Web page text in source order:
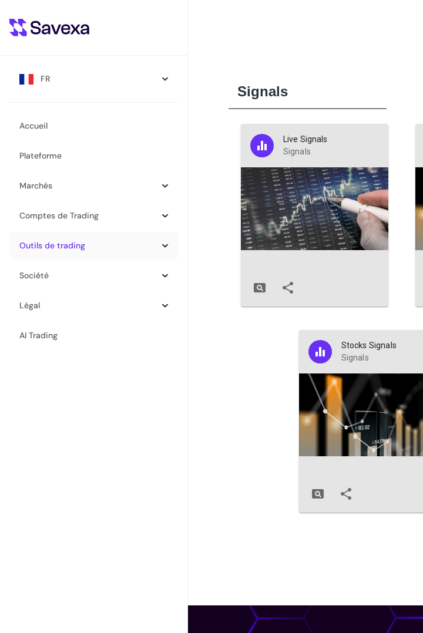
FR
Accueil
Plateforme
Marchés
Comptes de Trading
Outils de trading
Société
Légal
AI Trading
Signals
Live Signals
Signals
Stocks Signals
Signals